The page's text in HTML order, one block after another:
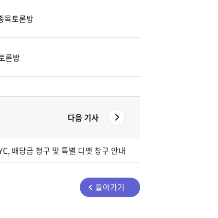
목토론방
론방
다음 기사
배당금 청구 및 특별 디맷 창구 안내
돌아가기